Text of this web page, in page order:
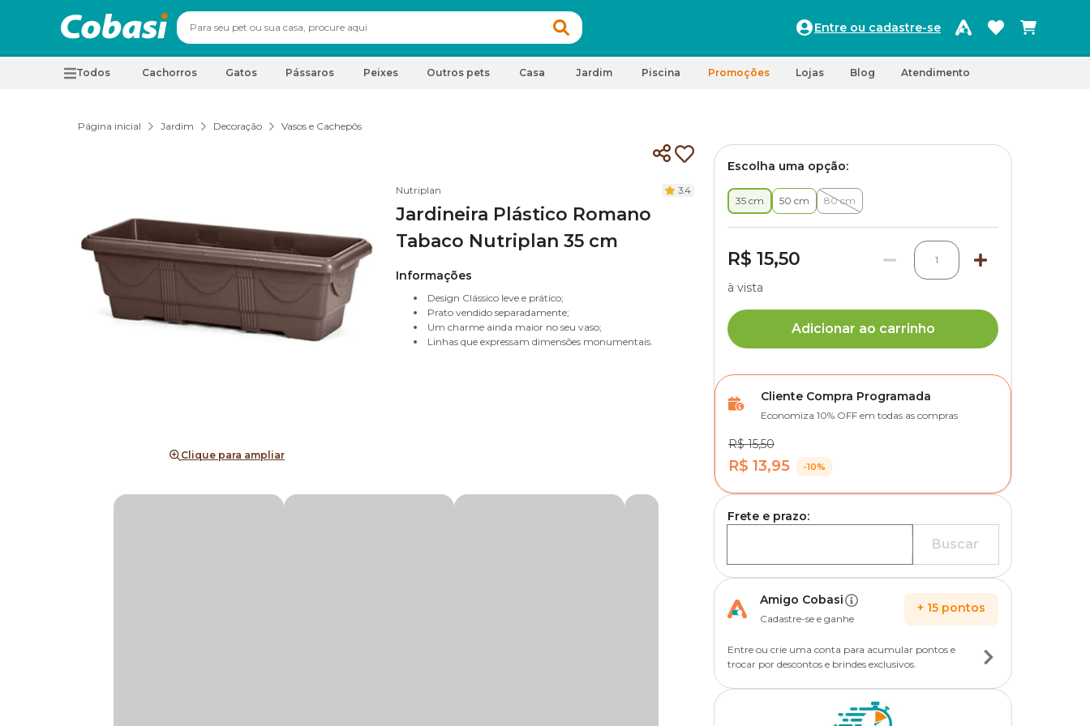
Entre ou cadastre-se
Todos Cachorros Gatos Pássaros Peixes Outros pets Casa Jardim Piscina Promoções Lojas Blog Atendimento
Página inicial Jardim Decoração Vasos e Cachepôs
Clique para ampliar
Nutriplan 3.4
Jardineira Plástico Romano
Tabaco Nutriplan 35 cm
Informações
Design Clássico leve e prático;
Prato vendido separadamente;
Um charme ainda maior no seu vaso;
Linhas que expressam dimensões monumentais.
Escolha uma opção:
35 cm 50 cm 80 cm
R$ 15,50 1
à vista
Adicionar ao carrinho
Cliente Compra Programada
Economiza 10% OFF em todas as compras
R$ 15,50
R$ 13,95 -10%
Frete e prazo:
Buscar
Amigo Cobasi
Cadastre-se e ganhe
+ 15 pontos
Entre ou crie uma conta para acumular pontos e
trocar por descontos e brindes exclusivos.